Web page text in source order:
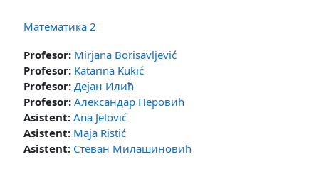
Математика 2
Profesor: Mirjana Borisavljević
Profesor: Katarina Kukić
Profesor: Дејан Илић
Profesor: Александар Перовић
Asistent: Ana Jelović
Asistent: Maja Ristić
Asistent: Стеван Милашиновић